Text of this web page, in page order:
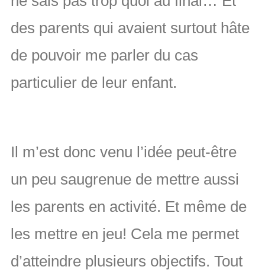
des parents qui avaient surtout hâte
de pouvoir me parler du cas
particulier de leur enfant.
Il m’est donc venu l’idée peut-être
un peu saugrenue de mettre aussi
les parents en activité. Et même de
les mettre en jeu! Cela me permet
d’atteindre plusieurs objectifs. Tout